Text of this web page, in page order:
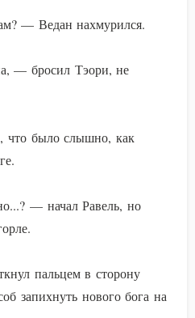
— Ведан нахмурился.
— бросил Тэори, не
что было слышно, как
— начал Равель, но
пальцем в сторону
запихнуть нового бога на